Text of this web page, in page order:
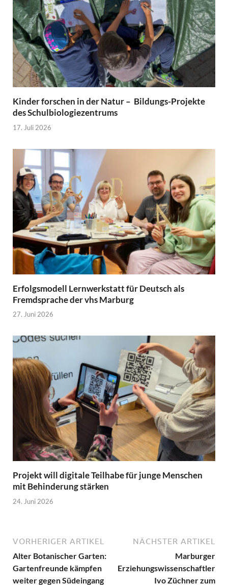
Kinder forschen in der Natur – Bildungs-Projekte
des Schulbiologiezentrums
17. Juli 2026
Erfolgsmodell Lernwerkstatt für Deutsch als
Fremdsprache der vhs Marburg
27. Juni 2026
Projekt will digitale Teilhabe für junge Menschen
mit Behinderung stärken
24. Juni 2026
VORHERIGER ARTIKEL
Alter Botanischer Garten:
Gartenfreunde kämpfen
weiter gegen Südeingang
NÄCHSTER ARTIKEL
Marburger
Erziehungswissenschaftler
Ivo Züchner zum